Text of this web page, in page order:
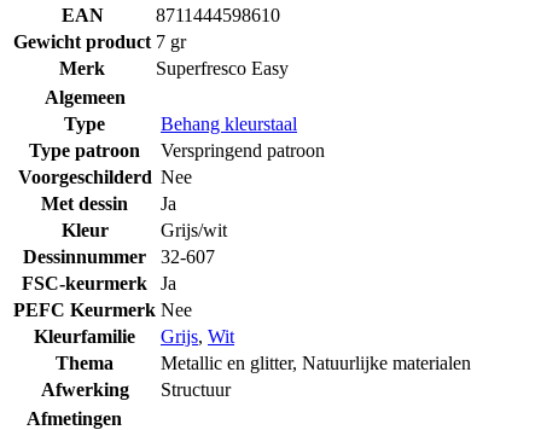
EAN
8711444598610
Gewicht product 7 gr
Merk
Superfresco Easy
Algemeen
Type
Behang kleurstaal
Type patroon
Verspringend patroon
Voorgeschilderd Nee
Met dessin
Ja
Kleur
Grijs/wit
Dessinnummer
32-607
FSC-keurmerk
Ja
PEFC Keurmerk Nee
Kleurfamilie
Grijs, Wit
Thema
Metallic en glitter, Natuurlijke materialen
Afwerking
Structuur
Afmetingen